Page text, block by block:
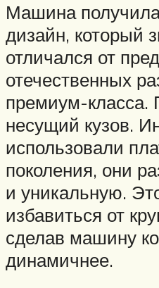
Машина
дизайн, который
отличался от
отечественных
премиум-класса.
несущий кузов.
использовали
поколения, они
и уникальную.
избавиться от
сделав машину
динамичнее.